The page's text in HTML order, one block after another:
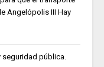
Angelópolis III Hay
seguridad pública.